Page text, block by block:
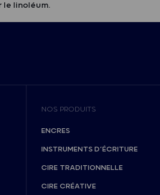
linoléum.
NOS PRODUITS
ENCRES
INSTRUMENTS D’ÉCRITURE
CIRE TRADITIONNELLE
CIRE CRÉATIVE